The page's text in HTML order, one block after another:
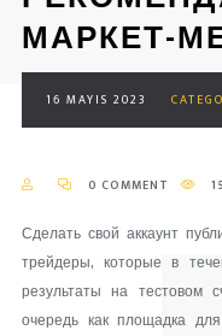
МАРКЕТ-
16 MAYIS 2023
0 COMMENT
Сделать свой аккаунт
трейдеры, которые в
результаты на тестовом
очередь как площадка